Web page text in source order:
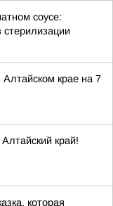
соусе:
крае на 7
край!
которая